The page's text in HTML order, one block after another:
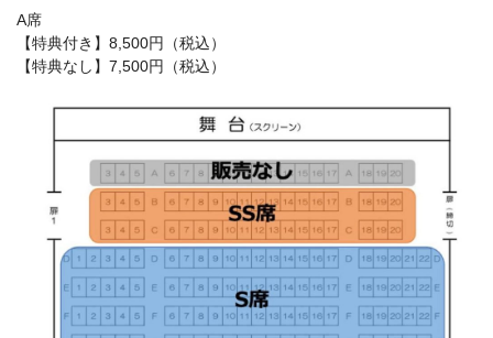
A席
【特典付き】8,500円（税込）
【特典なし】7,500円（税込）